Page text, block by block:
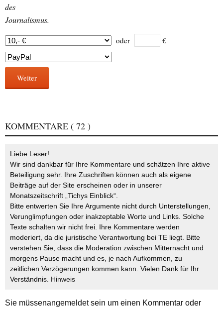
des
Journalismus.
oder €
Weiter
KOMMENTARE ( 72 )
Liebe Leser!
Wir sind dankbar für Ihre Kommentare und schätzen Ihre aktive
Beteiligung sehr. Ihre Zuschriften können auch als eigene
Beiträge auf der Site erscheinen oder in unserer
Monatszeitschrift „Tichys Einblick“.
Bitte entwerten Sie Ihre Argumente nicht durch Unterstellungen,
Verunglimpfungen oder inakzeptable Worte und Links. Solche
Texte schalten wir nicht frei. Ihre Kommentare werden
moderiert, da die juristische Verantwortung bei TE liegt. Bitte
verstehen Sie, dass die Moderation zwischen Mitternacht und
morgens Pause macht und es, je nach Aufkommen, zu
zeitlichen Verzögerungen kommen kann. Vielen Dank für Ihr
Verständnis. Hinweis
Sie müssenangemeldetsein um einen Kommentar oder